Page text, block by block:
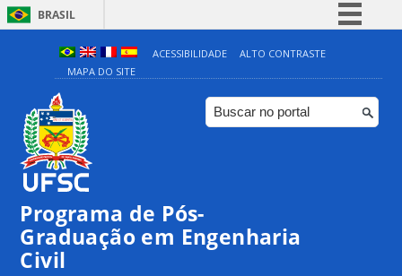
BRASIL
Simplifique!
Comunica BR
Participe
ACESSIBILIDADE
ALTO CONTRASTE
MAPA DO SITE
Programa de Pós-
Graduação em Engenharia
Civil